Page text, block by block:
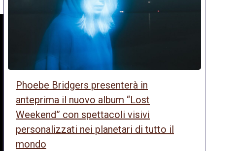
Phoebe Bridgers presenterà in
anteprima il nuovo album “Lost
Weekend” con spettacoli visivi
personalizzati nei planetari di tutto il
mondo